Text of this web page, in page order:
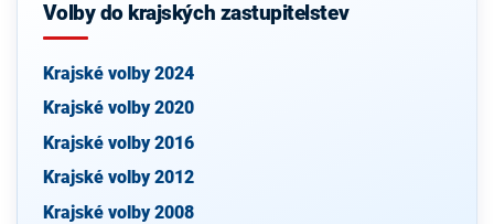
Volby do krajských zastupitelstev
Krajské volby 2024
Krajské volby 2020
Krajské volby 2016
Krajské volby 2012
Krajské volby 2008